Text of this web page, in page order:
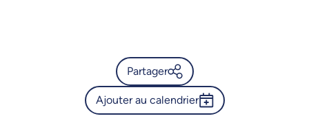
Partager
Calendrier de l’Université de
Ajouter au calendrier